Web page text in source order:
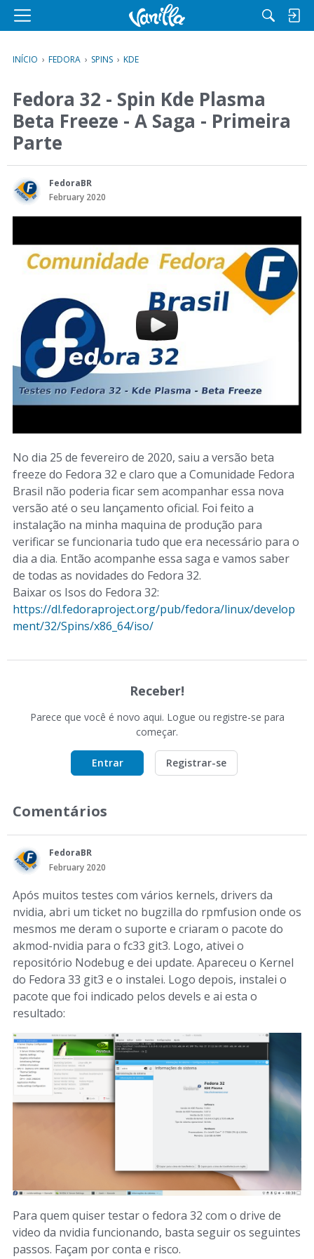
M
n
u
INÍCIO › FEDORA › SPINS › KDE
Fedora 32 - Spin Kde Plasma
Beta Freeze - A Saga - Primeira
Parte
FedoraBR
February 2020
No dia 25 de fevereiro de 2020, saiu a versão beta
freeze do Fedora 32 e claro que a Comunidade Fedora
Brasil não poderia ficar sem acompanhar essa nova
versão até o seu lançamento oficial. Foi feito a
instalação na minha maquina de produção para
verificar se funcionaria tudo que era necessário para o
dia a dia. Então acompanhe essa saga e vamos saber
de todas as novidades do Fedora 32.
Baixar os Isos do Fedora 32:
https://dl.fedoraproject.org/pub/fedora/linux/develop
ment/32/Spins/x86_64/iso/
Receber!
Parece que você é novo aqui. Logue ou registre-se para
começar.
Entrar Registrar-se
Comentários
FedoraBR
February 2020
Após muitos testes com vários kernels, drivers da
nvidia, abri um ticket no bugzilla do rpmfusion onde os
mesmos me deram o suporte e criaram o pacote do
akmod-nvidia para o fc33 git3. Logo, ativei o
repositório Nodebug e dei update. Apareceu o Kernel
do Fedora 33 git3 e o instalei. Logo depois, instalei o
pacote que foi indicado pelos devels e ai esta o
resultado:
Para quem quiser testar o fedora 32 com o drive de
video da nvidia funcionando, basta seguir os seguintes
passos. Façam por conta e risco.